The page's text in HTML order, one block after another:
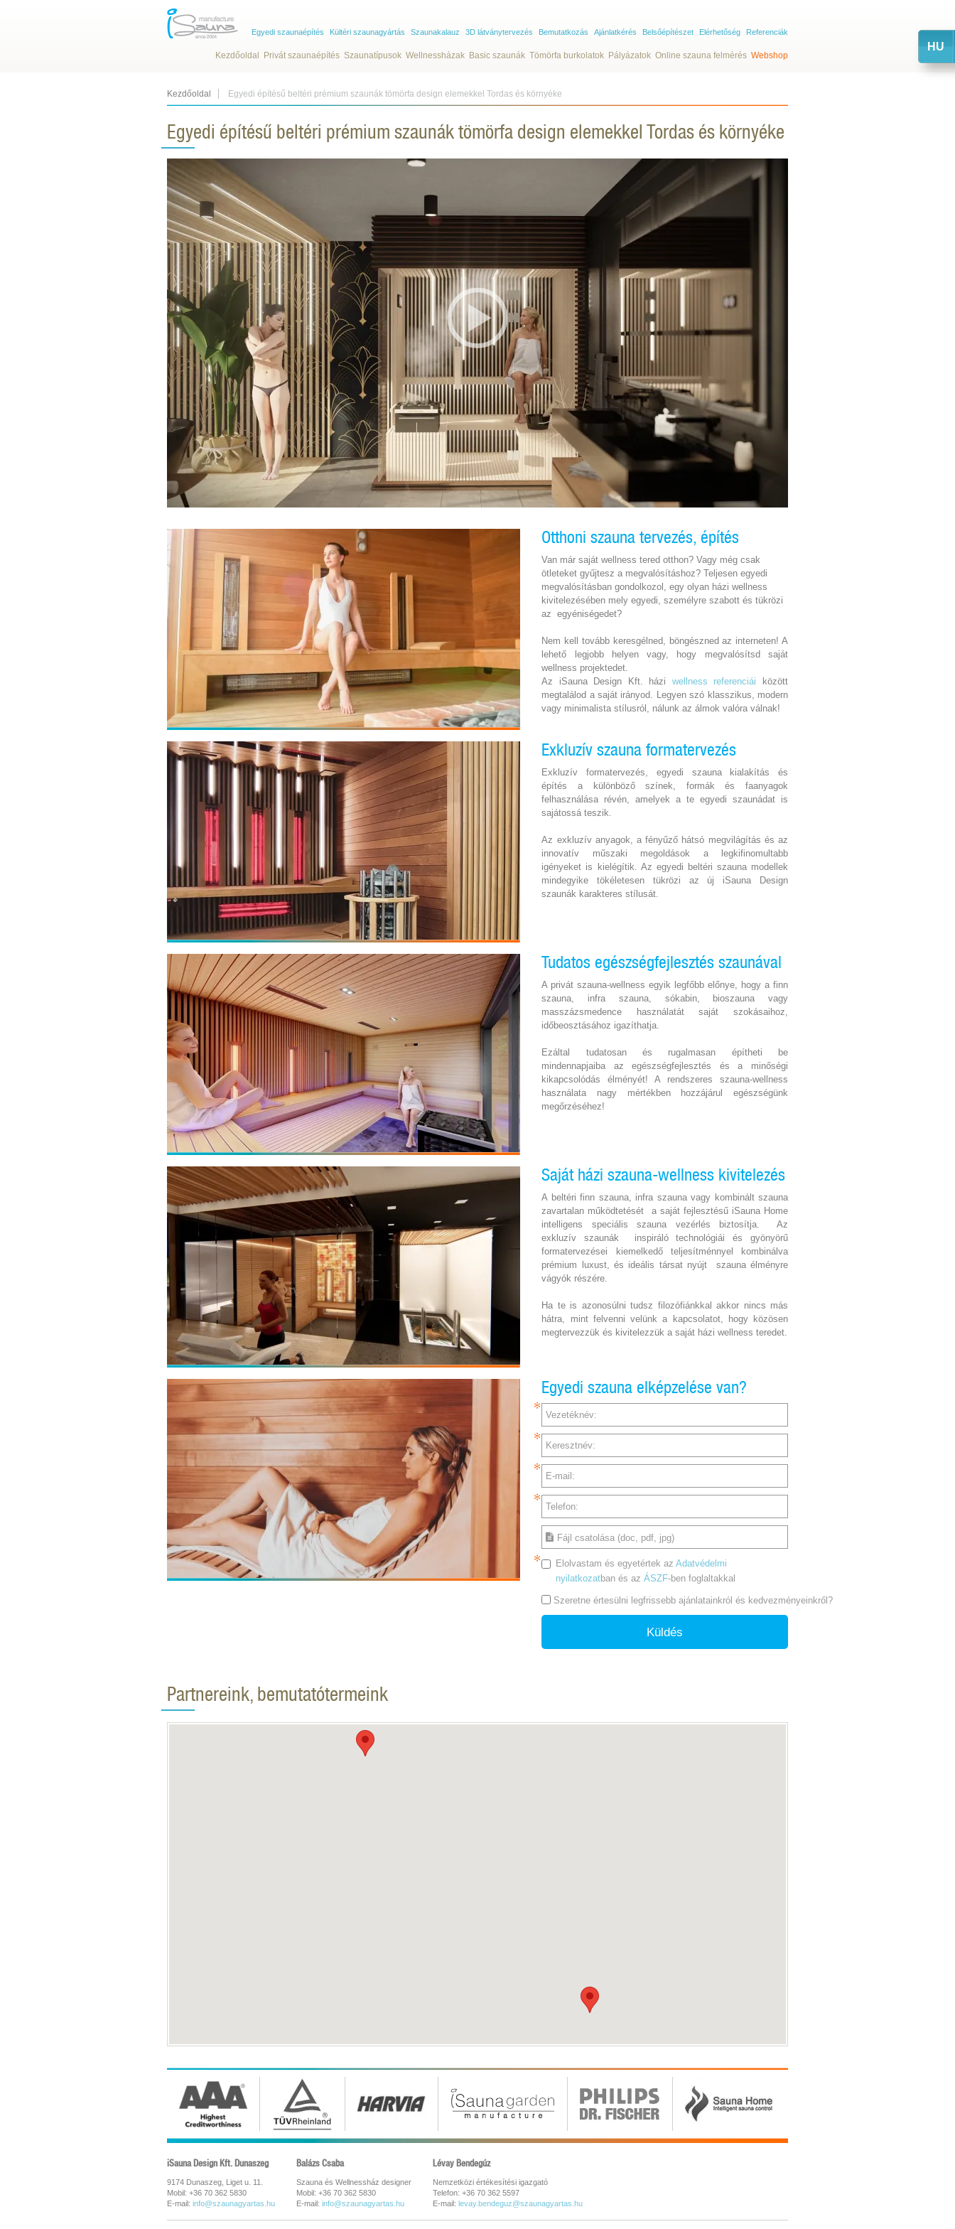
Egyedi szaunaépítés Kültéri szaunagyártás Szaunakalauz 3D látványtervezés Bemutatkozás Ajánlatkérés Belsőépítészet Elérhetőség Referenciák
Kezdőoldal Privát szaunaépítés Szaunatípusok Wellnessházak Basic szaunák Tömörfa burkolatok Pályázatok Online szauna felmérés Webshop
Kezdőoldal Egyedi építésű beltéri prémium szaunák tömörfa design elemekkel Tordas és környéke
Egyedi építésű beltéri prémium szaunák tömörfa design elemekkel Tordas és környéke
Otthoni szauna tervezés, építés
Van már saját wellness tered otthon? Vagy még csak
ötleteket gyűjtesz a megvalósításhoz? Teljesen egyedi
megvalósításban gondolkozol, egy olyan házi wellness
kivitelezésében mely egyedi, személyre szabott és tükrözi
az egyéniségedet?
Nem kell tovább keresgélned, böngészned az interneten! A
lehető legjobb helyen vagy, hogy megvalósítsd saját
wellness projektedet.
Az iSauna Design Kft. házi wellness referenciái között
megtalálod a saját irányod. Legyen szó klasszikus, modern
vagy minimalista stílusról, nálunk az álmok valóra válnak!
Exkluzív szauna formatervezés
Exkluzív formatervezés, egyedi szauna kialakítás és
építés a különböző színek, formák és faanyagok
felhasználása révén, amelyek a te egyedi szaunádat is
sajátossá teszik.
Az exkluzív anyagok, a fényűző hátsó megvilágítás és az
innovatív műszaki megoldások a legkifinomultabb
igényeket is kielégítik. Az egyedi beltéri szauna modellek
mindegyike tökéletesen tükrözi az új iSauna Design
szaunák karakteres stílusát.
Tudatos egészségfejlesztés szaunával
A privát szauna-wellness egyik legfőbb előnye, hogy a finn
szauna, infra szauna, sókabin, bioszauna vagy
masszázsmedence használatát saját szokásaihoz,
időbeosztásához igazíthatja.
Ezáltal tudatosan és rugalmasan építheti be
mindennapjaiba az egészségfejlesztés és a minőségi
kikapcsolódás élményét! A rendszeres szauna-wellness
használata nagy mértékben hozzájárul egészségünk
megőrzéséhez!
Saját házi szauna-wellness kivitelezés
A beltéri finn szauna, infra szauna vagy kombinált szauna
zavartalan működtetését a saját fejlesztésű iSauna Home
intelligens speciális szauna vezérlés biztosítja. Az
exkluzív szaunák inspiráló technológiái és gyönyörű
formatervezései kiemelkedő teljesítménnyel kombinálva
prémium luxust, és ideális társat nyújt szauna élményre
vágyók részére.
Ha te is azonosúlni tudsz filozófiánkkal akkor nincs más
hátra, mint felvenni velünk a kapcsolatot, hogy közösen
megtervezzük és kivitelezzük a saját házi wellness teredet.
Egyedi szauna elképzelése van?
Vezetéknév:
Keresztnév:
E-mail:
Telefon:
Fájl csatolása (doc, pdf, jpg)
Elolvastam és egyetértek azAdatvédelmi
nyilatkozatban és azÁSZF-ben foglaltakkal
Szeretne értesülni legfrissebb ajánlatainkról és kedvezményeinkről?
Küldés
Partnereink, bemutatótermeink
iSauna Design Kft. Dunaszeg
9174 Dunaszeg, Liget u. 11.
Mobil: +36 70 362 5830
E-mail: info@szaunagyartas.hu
Balázs Csaba
Szauna és Wellnessház designer
Mobil: +36 70 362 5830
E-mail: info@szaunagyartas.hu
Lévay Bendegúz
Nemzetközi értékesítési igazgató
Telefon: +36 70 362 5597
E-mail: levay.bendeguz@szaunagyartas.hu
HU